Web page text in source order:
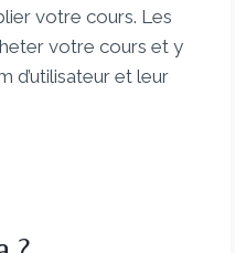
votre cours. Les
votre cours et y
d’utilisateur et leur